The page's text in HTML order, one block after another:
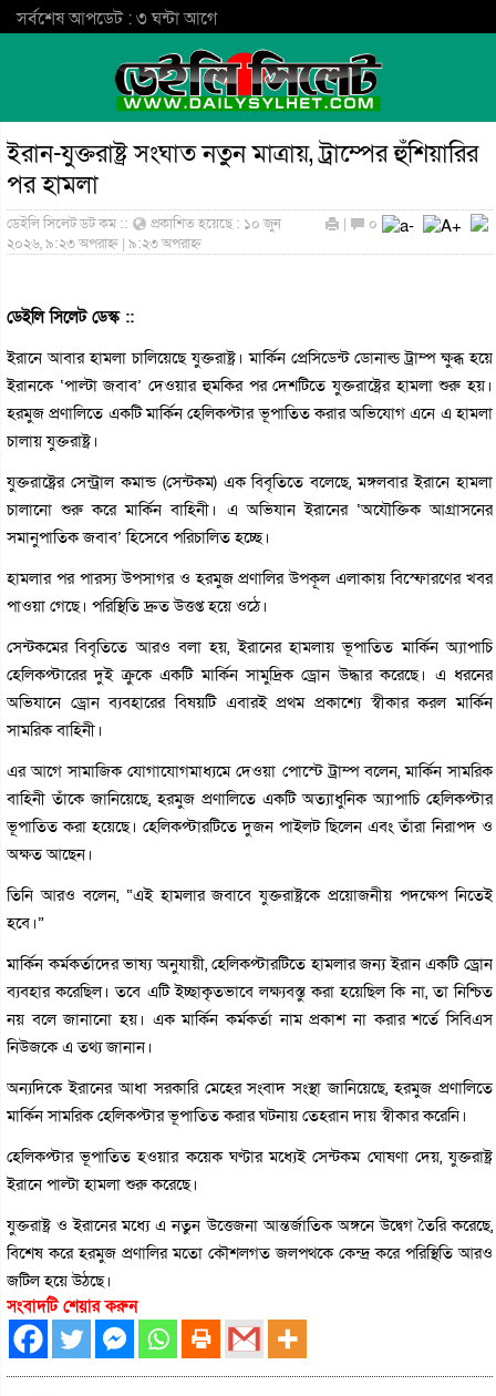
সর্বশেষ আপডেট : ৩ ঘন্টা আগে
ইরান-যুক্তরাষ্ট্র সংঘাত নতুন মাত্রায়, ট্রাম্পের হুঁশিয়ারির
পর হামলা
ডেইলি সিলেট ডট কম ::
প্রকাশিত হয়েছে : ১০ জুন
২০২৬, ৯:২৩ অপরাহ্ন | ৯:২৩ অপরাহ্ন
| ০
ডেইলি সিলেট ডেস্ক ::
ইরানে আবার হামলা চালিয়েছে যুক্তরাষ্ট্র। মার্কিন প্রেসিডেন্ট ডোনাল্ড ট্রাম্প ক্ষুব্ধ হয়ে
ইরানকে ‘পাল্টা জবাব’ দেওয়ার হুমকির পর দেশটিতে যুক্তরাষ্ট্রের হামলা শুরু হয়।
হরমুজ প্রণালিতে একটি মার্কিন হেলিকপ্টার ভূপাতিত করার অভিযোগ এনে এ হামলা
চালায় যুক্তরাষ্ট্র।
যুক্তরাষ্ট্রের সেন্ট্রাল কমান্ড (সেন্টকম) এক বিবৃতিতে বলেছে, মঙ্গলবার ইরানে হামলা
চালানো শুরু করে মার্কিন বাহিনী। এ অভিযান ইরানের ‘অযৌক্তিক আগ্রাসনের
সমানুপাতিক জবাব’ হিসেবে পরিচালিত হচ্ছে।
হামলার পর পারস্য উপসাগর ও হরমুজ প্রণালির উপকূল এলাকায় বিস্ফোরণের খবর
পাওয়া গেছে। পরিস্থিতি দ্রুত উত্তপ্ত হয়ে ওঠে।
সেন্টকমের বিবৃতিতে আরও বলা হয়, ইরানের হামলায় ভূপাতিত মার্কিন অ্যাপাচি
হেলিকপ্টারের দুই ক্রুকে একটি মার্কিন সামুদ্রিক ড্রোন উদ্ধার করেছে। এ ধরনের
অভিযানে ড্রোন ব্যবহারের বিষয়টি এবারই প্রথম প্রকাশ্যে স্বীকার করল মার্কিন
সামরিক বাহিনী।
এর আগে সামাজিক যোগাযোগমাধ্যমে দেওয়া পোস্টে ট্রাম্প বলেন, মার্কিন সামরিক
বাহিনী তাঁকে জানিয়েছে, হরমুজ প্রণালিতে একটি অত্যাধুনিক অ্যাপাচি হেলিকপ্টার
ভূপাতিত করা হয়েছে। হেলিকপ্টারটিতে দুজন পাইলট ছিলেন এবং তাঁরা নিরাপদ ও
অক্ষত আছেন।
তিনি আরও বলেন, “এই হামলার জবাবে যুক্তরাষ্ট্রকে প্রয়োজনীয় পদক্ষেপ নিতেই
হবে।”
মার্কিন কর্মকর্তাদের ভাষ্য অনুযায়ী, হেলিকপ্টারটিতে হামলার জন্য ইরান একটি ড্রোন
ব্যবহার করেছিল। তবে এটি ইচ্ছাকৃতভাবে লক্ষ্যবস্তু করা হয়েছিল কি না, তা নিশ্চিত
নয় বলে জানানো হয়। এক মার্কিন কর্মকর্তা নাম প্রকাশ না করার শর্তে সিবিএস
নিউজকে এ তথ্য জানান।
অন্যদিকে ইরানের আধা সরকারি মেহের সংবাদ সংস্থা জানিয়েছে, হরমুজ প্রণালিতে
মার্কিন সামরিক হেলিকপ্টার ভূপাতিত করার ঘটনায় তেহরান দায় স্বীকার করেনি।
হেলিকপ্টার ভূপাতিত হওয়ার কয়েক ঘণ্টার মধ্যেই সেন্টকম ঘোষণা দেয়, যুক্তরাষ্ট্র
ইরানে পাল্টা হামলা শুরু করেছে।
যুক্তরাষ্ট্র ও ইরানের মধ্যে এ নতুন উত্তেজনা আন্তর্জাতিক অঙ্গনে উদ্বেগ তৈরি করেছে,
বিশেষ করে হরমুজ প্রণালির মতো কৌশলগত জলপথকে কেন্দ্র করে পরিস্থিতি আরও
জটিল হয়ে উঠছে।
সংবাদটি শেয়ার করুন